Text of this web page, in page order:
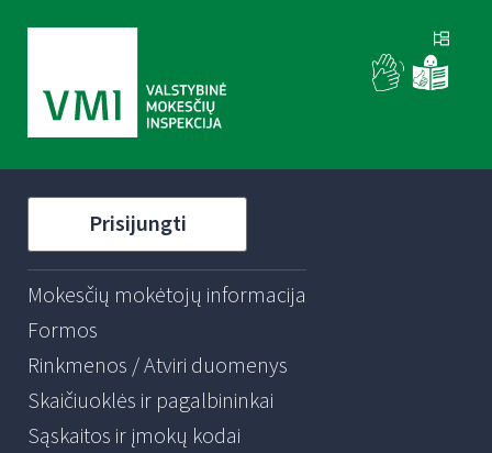
Prisijungti
Mokesčių mokėtojų informacija
Formos
Rinkmenos / Atviri duomenys
Skaičiuoklės ir pagalbininkai
Sąskaitos ir įmokų kodai